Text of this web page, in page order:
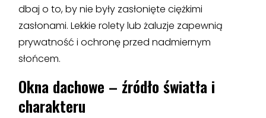
dbaj o to, by nie były zasłonięte ciężkimi
zasłonami. Lekkie rolety lub żaluzje zapewnią
prywatność i ochronę przed nadmiernym
słońcem.
Okna dachowe – źródło światła i
charakteru